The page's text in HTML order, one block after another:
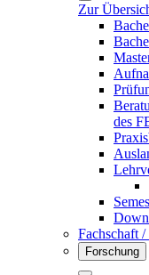
Zur
des
Fachschaft
Forschung